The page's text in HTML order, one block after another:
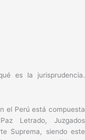
es la jurisprudencia.
el Perú está compuesta
Letrado, Juzgados
Suprema, siendo este